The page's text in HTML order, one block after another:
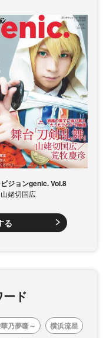
ジョンgenic. Vol.8
姥切国広
る
ド
乃夢噺～
横浜流星